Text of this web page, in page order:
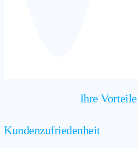
Ihre
Kundenzufriedenheit